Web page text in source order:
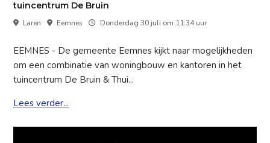
tuincentrum De Bruin
Laren Eemnes Donderdag 30 juli om 11:34 uur
EEMNES - De gemeente Eemnes kijkt naar mogelijkheden
om een combinatie van woningbouw en kantoren in het
tuincentrum De Bruin & Thui...
Lees verder...